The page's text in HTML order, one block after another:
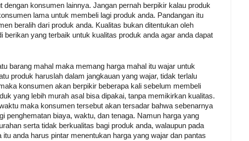
konsumen lainnya. Jangan pernah berpikir kalau produk
lama untuk membeli lagi produk anda. Pandangan itu
beralih dari produk anda. Kualitas bukan ditentukan oleh
yang terbaik untuk kualitas produk anda agar anda dapat
barang mahal maka memang harga mahal itu wajar untuk
produk haruslah dalam jangkauan yang wajar, tidak terlalu
konsumen akan berpikir beberapa kali sebelum membeli
yang lebih murah asal bisa dipakai, tanpa memikirkan kualitas.
maka konsumen tersebut akan tersadar bahwa sebenarnya
penghematan biaya, waktu, dan tenaga. Namun harga yang
serta tidak berkualitas bagi produk anda, walaupun pada
anda harus pintar menentukan harga yang wajar dan pantas